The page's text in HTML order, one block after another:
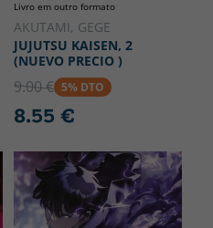
Livro em outro formato
AKUTAMI, GEGE
JUJUTSU KAISEN, 2
(NUEVO PRECIO )
9.00 € 5% DTO
8.55 €